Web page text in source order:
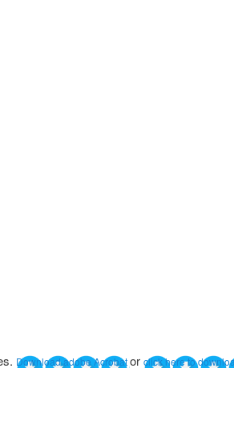
Download adobe Acrobator click here to